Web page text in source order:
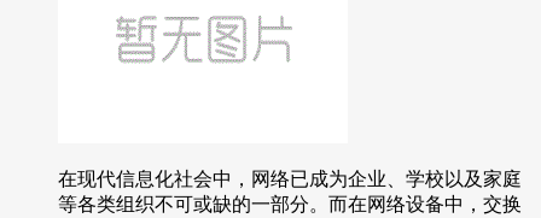
在现代信息化社会中，网络已成为企业、学校以及家庭
等各类组织不可或缺的一部分。而在网络设备中，交换